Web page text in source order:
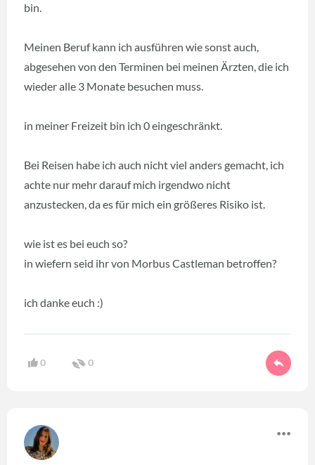
bin.
Meinen Beruf kann ich ausführen wie sonst auch,
abgesehen von den Terminen bei meinen Ärzten, die ich
wieder alle 3 Monate besuchen muss.
in meiner Freizeit bin ich 0 eingeschränkt.
Bei Reisen habe ich auch nicht viel anders gemacht, ich
achte nur mehr darauf mich irgendwo nicht
anzustecken, da es für mich ein größeres Risiko ist.
wie ist es bei euch so?
in wiefern seid ihr von Morbus Castleman betroffen?
ich danke euch :)
0 0